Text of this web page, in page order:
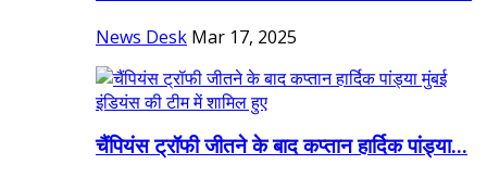
News Desk Mar 17, 2025
चैंपियंस ट्रॉफी जीतने के बाद कप्तान हार्दिक पांड्या...